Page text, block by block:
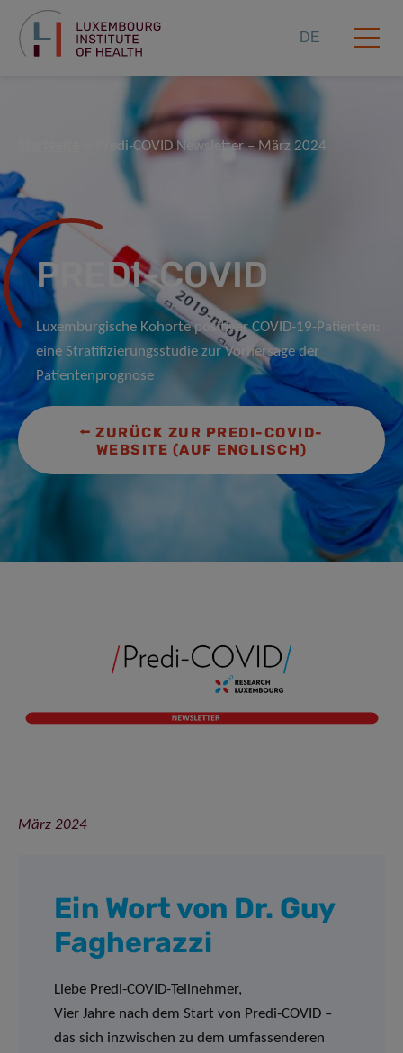
DE
Predi-COVID Newsletter – März 2024
PREDI-COVID
Luxemburgische Kohorte positiver COVID-19-Patienten:
eine Stratifizierungsstudie zur Vorhersage der
Patientenprognose
⭠ ZURÜCK ZUR PREDI-COVID-
WEBSITE (AUF ENGLISCH)
März 2024
Ein Wort von Dr. Guy
Fagherazzi
Liebe Predi-COVID-Teilnehmer,
Vier Jahre nach dem Start von Predi-COVID –
das sich inzwischen zu dem umfassenderen